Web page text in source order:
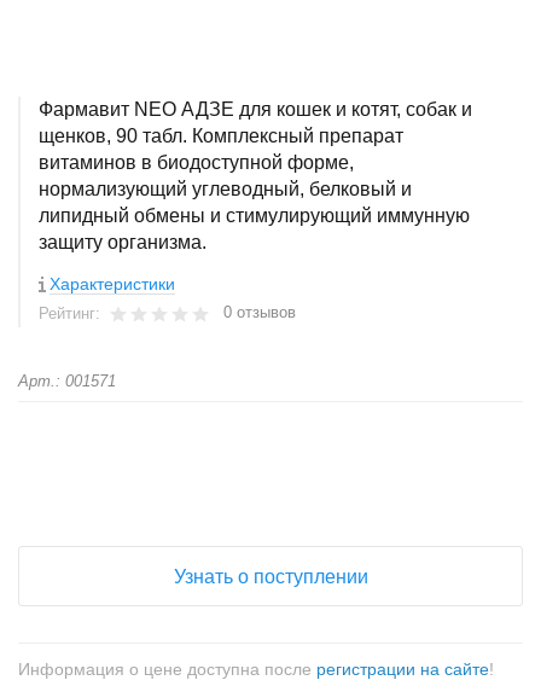
Фармавит NEO АДЗЕ для кошек и котят, собак и
щенков, 90 табл. Комплексный препарат
витаминов в биодоступной форме,
нормализующий углеводный, белковый и
липидный обмены и стимулирующий иммунную
защиту организма.
Характеристики
Рейтинг: 0 отзывов
Арт.: 001571
Узнать о поступлении
Информация о цене доступна после регистрации на сайте!